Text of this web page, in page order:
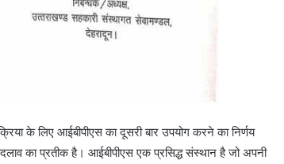
के लिए आईबीपीएस का दूसरी बार उपयोग करने का निर्णय
का प्रतीक है। आईबीपीएस एक प्रसिद्ध संस्थान है जो अपनी